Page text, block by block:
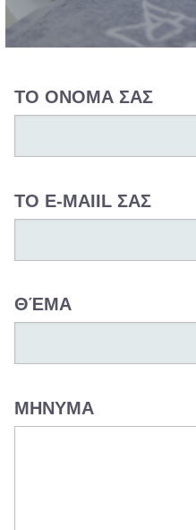
ΤΟ ΟΝΟΜΑ ΣΑΣ
ΤΟ E-MAIIL ΣΑΣ
ΘΈΜΑ
ΜΗΝΥΜΑ